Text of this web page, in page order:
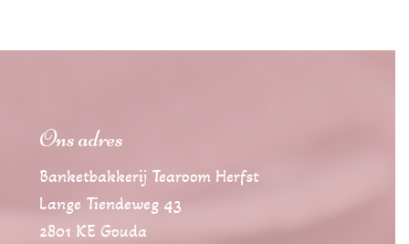
Ons adres
Banketbakkerij Tearoom Herfst
Lange Tiendeweg 43
2801 KE Gouda